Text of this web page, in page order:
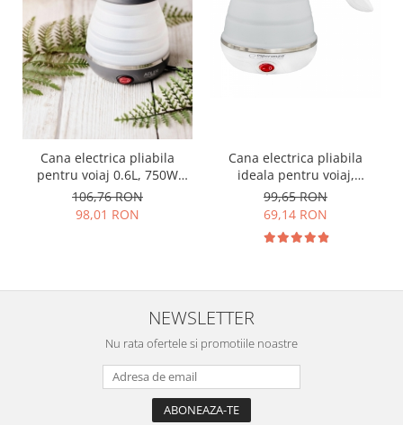
Cana electrica pliabila
pentru voiaj 0.6L, 750W
Travel AD1279 Alba
106,76 RON
98,01 RON
Cana electrica pliabila
ideala pentru voiaj,
capacitate 0.5l, 750W,
silicon
99,65 RON
69,14 RON
NEWSLETTER
Nu rata ofertele si promotiile noastre